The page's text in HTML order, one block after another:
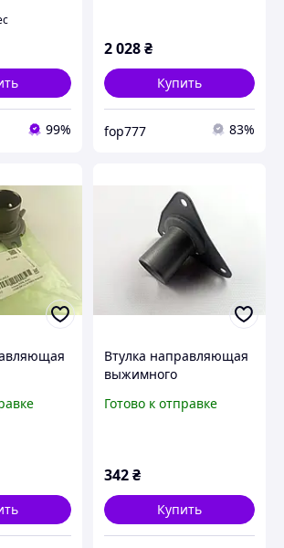
99%
2 028₴
Купить
fop777 83%
Втулка направляющая
выжимного
MOBIS (4142639260)
Готово к отправке
342₴
Купить